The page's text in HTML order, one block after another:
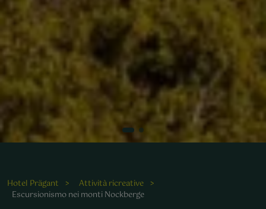
Hotel Prägant
Attività ricreative
Escursionismo nei monti Nockberge